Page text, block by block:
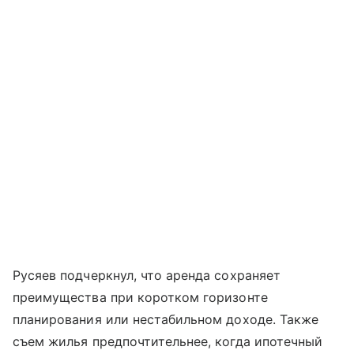
Русяев подчеркнул, что аренда сохраняет
преимущества при коротком горизонте
планирования или нестабильном доходе. Также
съем жилья предпочтительнее, когда ипотечный